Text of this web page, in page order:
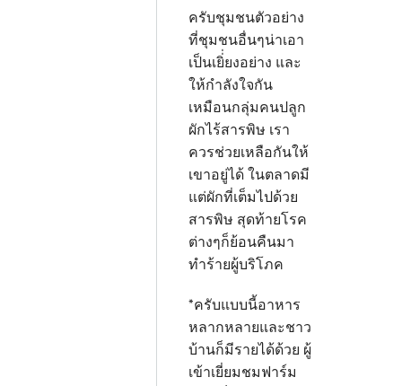
ครับชุมชนตัวอย่าง
ที่ชุมชนอื่นๆน่าเอา
เป็นเยิ่่ยงอย่าง และ
ให้กำลังใจกัน
เหมือนกลุ่มคนปลูก
ผักไร้สารพิษ เรา
ควรช่วยเหลือกันให้
เขาอยู่ได้ ในตลาดมี
แต่ผักที่เต็มไปด้วย
สารพิษ สุดท้ายโรค
ต่างๆก็ย้อนคืนมา
ทำร้ายผู้บริโภค
*ครับแบบนี้อาหาร
หลากหลายและชาว
บ้านก็มีรายได้ด้วย ผู้
เข้าเยี่ยมชมฟาร์ม